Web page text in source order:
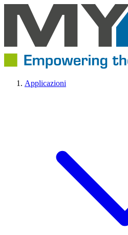
Applicazioni